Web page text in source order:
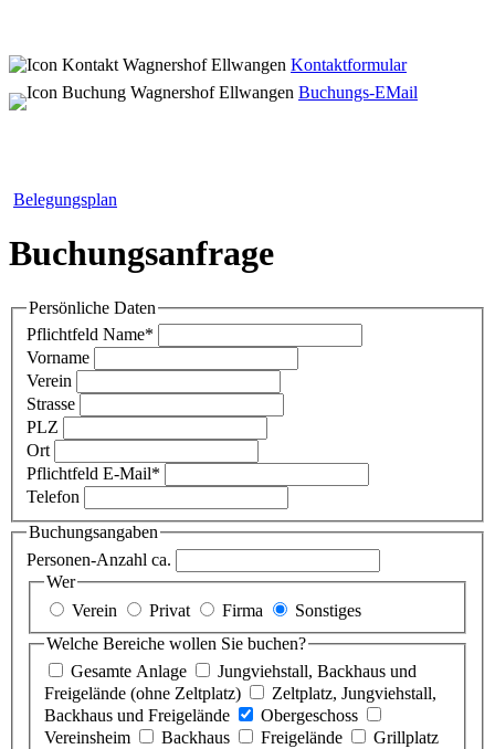
Kontaktformular
Buchungs-EMail
Belegungsplan
Buchungsanfrage
Persönliche Daten
Pflichtfeld Name*
Vorname
Verein
Strasse
PLZ
Ort
Pflichtfeld E-Mail*
Telefon
Buchungsangaben
Personen-Anzahl ca.
Wer
Verein
Privat Firma
Sonstiges
Welche Bereiche wollen Sie buchen?
Gesamte Anlage
Jungviehstall, Backhaus und
Freigelände (ohne Zeltplatz)
Zeltplatz, Jungviehstall,
Backhaus und Freigelände
Obergeschoss
Vereinsheim
Backhaus Freigelände
Grillplatz